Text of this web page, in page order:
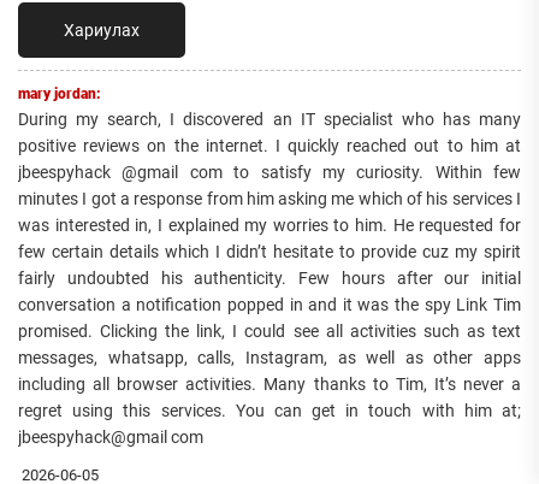
Хариулах
mary jordan:
During my search, I discovered an IT specialist who has many
positive reviews on the internet. I quickly reached out to him at
jbeespyhack @gmail com to satisfy my curiosity. Within few
minutes I got a response from him asking me which of his services I
was interested in, I explained my worries to him. He requested for
few certain details which I didn’t hesitate to provide cuz my spirit
fairly undoubted his authenticity. Few hours after our initial
conversation a notification popped in and it was the spy Link Tim
promised. Clicking the link, I could see all activities such as text
messages, whatsapp, calls, Instagram, as well as other apps
including all browser activities. Many thanks to Tim, It’s never a
regret using this services. You can get in touch with him at;
jbeespyhack@gmail com
2026-06-05